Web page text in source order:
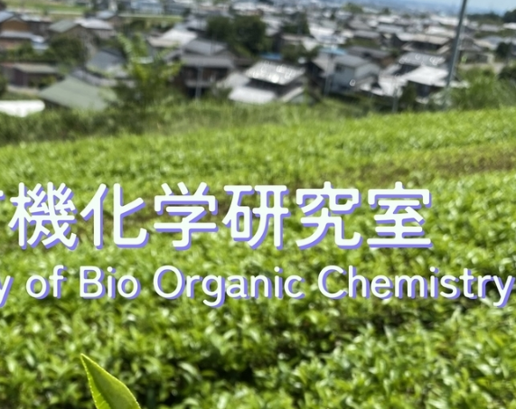
動物科学プログラム
ちら 応用生命科学課程